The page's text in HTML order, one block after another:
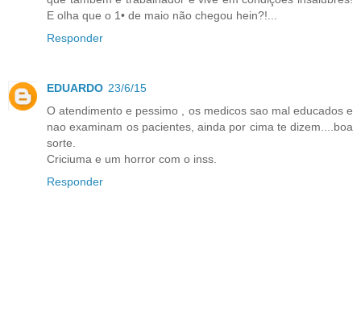
E olha que o 1• de maio não chegou hein?!...
Responder
EDUARDO 23/6/15
O atendimento e pessimo , os medicos sao mal educados e
nao examinam os pacientes, ainda por cima te dizem....boa
sorte.
Criciuma e um horror com o inss.
Responder